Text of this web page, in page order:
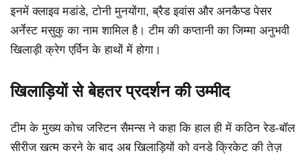
इनमें क्लाइव मडांडे, टोनी मुनयोंगा, ब्रैड इवांस और अनकैप्ड पेसर
अर्नेस्ट मसुकु का नाम शामिल है। टीम की कप्तानी का जिम्मा अनुभवी
खिलाड़ी क्रेग एर्विन के हाथों में होगा।
खिलाड़ियों से बेहतर प्रदर्शन की उम्मीद
टीम के मुख्य कोच जस्टिन सैमन्स ने कहा कि हाल ही में कठिन रेड-बॉल
सीरीज खत्म करने के बाद अब खिलाड़ियों को वनडे क्रिकेट की तेज़